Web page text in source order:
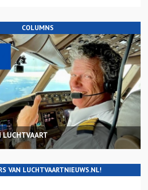
COLUMNS
LUCHTVAART
VAN LUCHTVAARTNIEUWS.NL!